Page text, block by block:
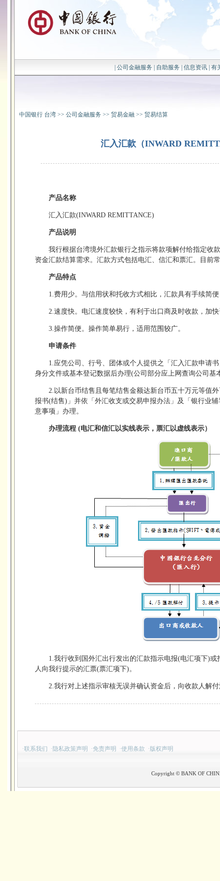
公司金融服务 自助服务 信息资讯| 有
中国银行 台湾 >> 公司金融服务 >> 贸易金融 >> 贸易结算
汇入汇款（INWARD
产品名称
汇入汇款(INWARD REMITTANCE)
产品说明
我行根据台湾境外汇款银行之指示将款项解付给指定收
资金汇款结算需求。汇款方式包括电汇、信汇和票汇。目前
产品特点
1.费用少。与信用状和托收方式相比，汇款具有手续简
2.速度快。电汇速度较快，有利于出口商及时收款，加
3.操作简便。操作简单易行，适用范围较广。
申请条件
1.应凭公司、行号、团体或个人提供之「汇入汇款申请
身分文件或基本登记数据后办理(公司部分应上网查询公司基
2.以新台币结售且每笔结售金额达新台币五十万元等值
报书(结售)」并依「外汇收支或交易申报办法」及「银行业
意事项」办理。
办理流程 (电汇和信汇以实线表示，票汇以虚线表示）
1.我行收到国外汇出行发出的汇款指示电报(电汇项下)
人向我行提示的汇票(票汇项下)。
2.我行对上述指示审核无误并确认资金后，向收款人解
·联系我们 · 隐私政策声明 ·免责声明 ·使用条款 · 版权声明
Copyright © BANK OF